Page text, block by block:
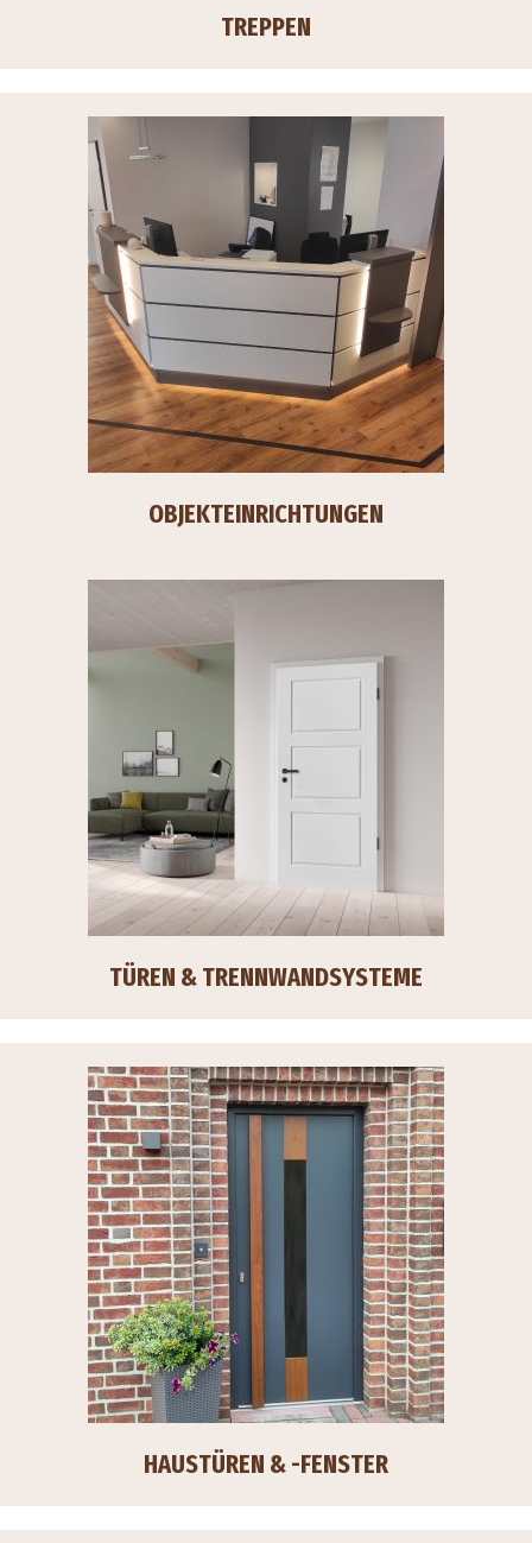
TREPPEN
OBJEKTEINRICHTUNGEN
TÜREN & TRENNWANDSYSTEME
HAUSTÜREN & -FENSTER